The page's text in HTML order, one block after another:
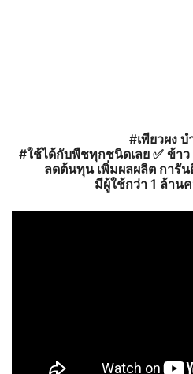
#เพียวผง บ
#ใช้ได้กับพืชทุกชนิดเลย ✅ ข้าว
ลดต้นทุน เพิ่มผลผลิต การั
มีผู้ใช้กว่า 1 ล้าน